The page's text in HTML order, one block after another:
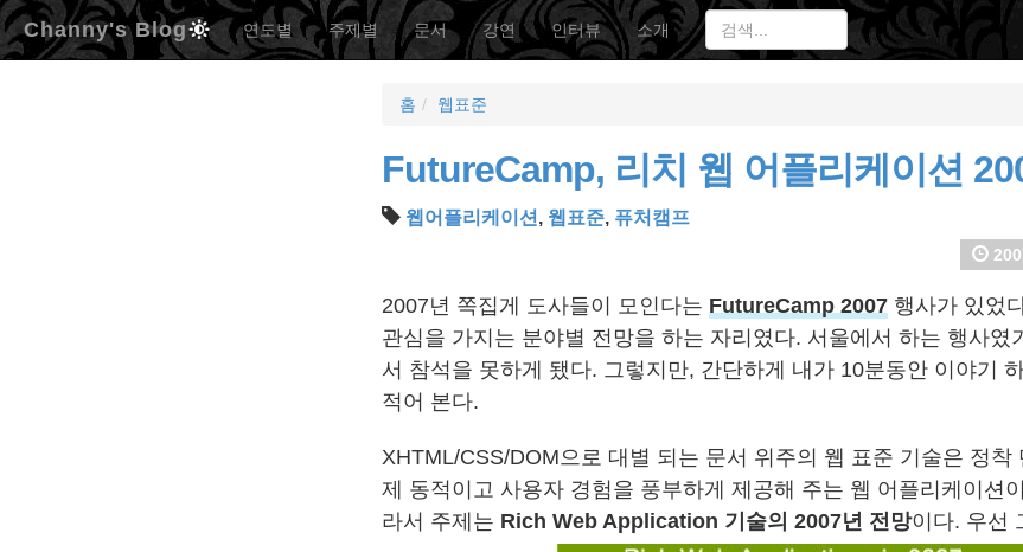
Channy's Blog 연도별 주제별 문서 강연 인터뷰 소개
홈 웹표준
FutureCamp, 리치 웹 어플리케이션
웹어플리케이션 , 웹표준, 퓨처캠프
2007년 쪽집게 도사들이 모인다는 FutureCamp 2007 행사가 있었
관심을 가지는 분야별 전망을 하는 자리였다. 서울에서 하는 행사였
서 참석을 못하게 됐다. 그렇지만, 간단하게 내가 10분동안 이야기
적어 본다.
XHTML/CSS/DOM으로 대별 되는 문서 위주의 웹 표준 기술은 정착
제 동적이고 사용자 경험을 풍부하게 제공해 주는 웹 어플리케이션
라서 주제는 Rich Web Application 기술의 2007년 전망이다. 우선